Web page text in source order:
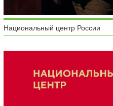
Национальный центр России